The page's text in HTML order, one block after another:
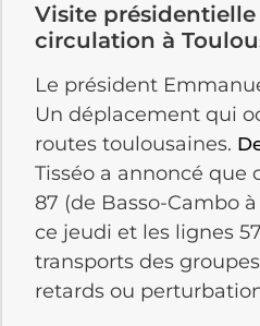
Visite
circulation à
Le président
Un déplacement qui
routes toulousaines.
Tisséo a annoncé que
87 (de Basso-Cambo
ce jeudi et les lignes
transports des
retards ou